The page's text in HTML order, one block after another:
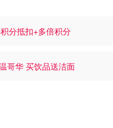
分抵扣+多倍积分
哥华 买饮品送洁面